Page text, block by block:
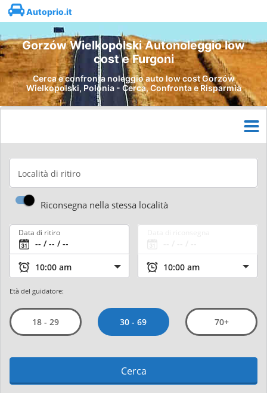
Autoprio.it
Gorzów Wielkopolski Autonoleggio low
cost e Furgoni
Cerca e confronta noleggio auto low cost Gorzów
Wielkopolski, Polonia - Cerca, Confronta e Risparmia
Località di ritiro
Riconsegna nella stessa località
Data di ritiro
Età del guidatore:
18 - 29 30 - 69 70+
Cerca